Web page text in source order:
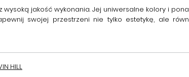
jakość wykonania. Jej uniwersalne kolory i
swojej przestrzeni nie tylko estetykę, ale
HILL